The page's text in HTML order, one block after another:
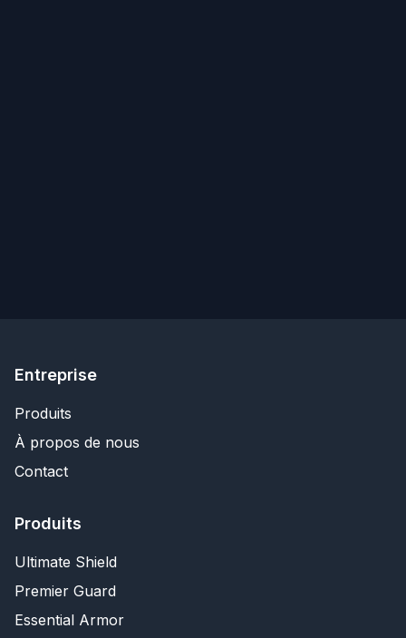
Entreprise
Produits
À propos de nous
Contact
Produits
Ultimate Shield
Premier Guard
Essential Armor